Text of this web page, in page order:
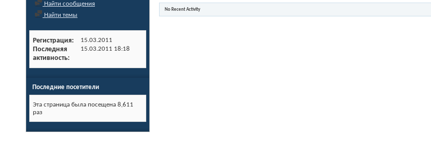
Найти сообщения
Найти темы
Регистрация 15.03.2011
Последняя
активность
15.03.2011 18:18
Последние посетители
Эта страница была посещена 8,611
раз
No Recent Activity